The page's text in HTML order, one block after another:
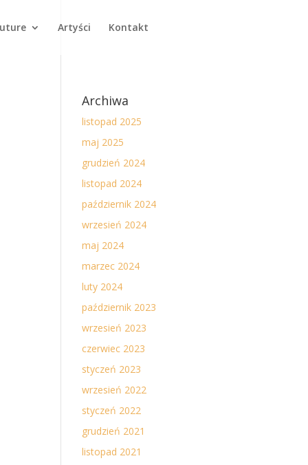
Artyści Kontakt
Archiwa
listopad 2025
maj 2025
grudzień 2024
listopad 2024
październik 2024
wrzesień 2024
maj 2024
marzec 2024
luty 2024
październik 2023
wrzesień 2023
czerwiec 2023
styczeń 2023
wrzesień 2022
styczeń 2022
grudzień 2021
listopad 2021